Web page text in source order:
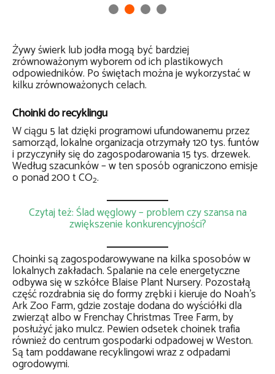
Żywy świerk lub jodła mogą być bardziej
zrównoważonym wyborem od ich plastikowych
odpowiedników. Po świętach można je wykorzystać w
kilku zrównoważonych celach.
Choinki do recyklingu
W ciągu 5 lat dzięki programowi ufundowanemu przez
samorząd, lokalne organizacja otrzymały 120 tys. funtów
i przyczyniły się do zagospodarowania 15 tys. drzewek.
Według szacunków – w ten sposób ograniczono emisje
o ponad 200 t CO2.
Czytaj też: Ślad węglowy – problem czy szansa na
zwiększenie konkurencyjności?
Choinki są zagospodarowywane na kilka sposobów w
lokalnych zakładach. Spalanie na cele energetyczne
odbywa się w szkółce Blaise Plant Nursery. Pozostałą
część rozdrabnia się do formy zrębki i kieruje do Noah’s
Ark Zoo Farm, gdzie zostaje dodana do wyściółki dla
zwierząt albo w Frenchay Christmas Tree Farm, by
posłużyć jako mulcz. Pewien odsetek choinek trafia
również do centrum gospodarki odpadowej w Weston.
Są tam poddawane recyklingowi wraz z odpadami
ogrodowymi.